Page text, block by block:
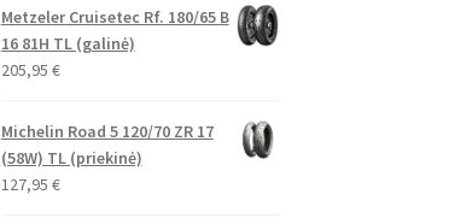
Metzeler Cruisetec Rf. 180/65 B
16 81H TL (galinė)
205,95 €
Michelin Road 5 120/70 ZR 17
(58W) TL (priekinė)
127,95 €